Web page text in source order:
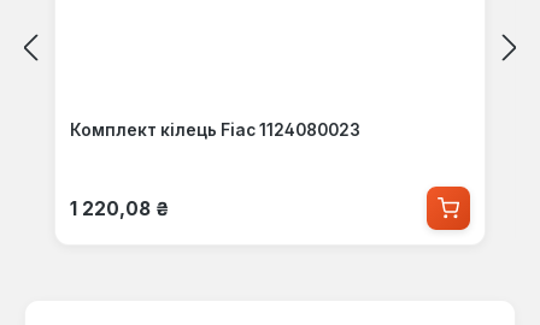
Комплект кілець Fiac 1124080023
Звичайна ціна:
1 220,08 ₴